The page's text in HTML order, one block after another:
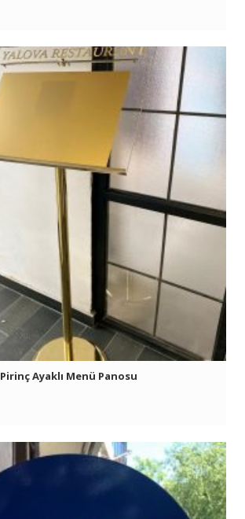
Pirinç Ayaklı Menü Panosu